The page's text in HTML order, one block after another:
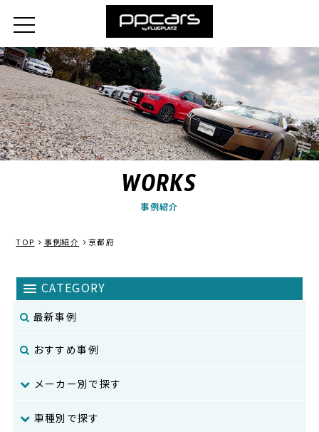
WORKS
事例紹介
TOP 事例紹介 京都府
最新事例
おすすめ事例
メーカー別で探す
車種別で探す